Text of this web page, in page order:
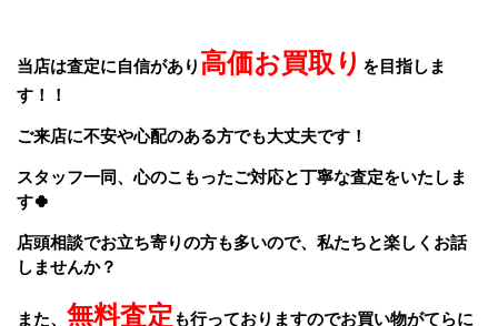
当店は査定に自信があり 高価お買取り を目指しま
す！！
ご来店に不安や心配のある方でも大丈夫です！
スタッフ一同、心のこもったご対応と丁寧な査定をいたしま
す🍀
店頭相談でお立ち寄りの方も多いので、私たちと楽しくお話
しませんか？
また、 無料査定も行っておりますのでお買い物がてらに